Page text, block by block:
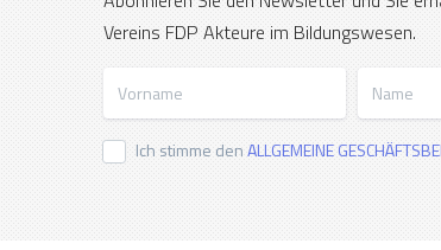
Vereins FDP Akteure im Bildungswesen.
Ich stimme denALLGEMEINE